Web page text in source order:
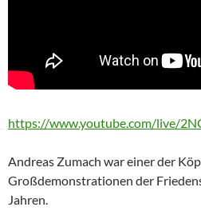
https://www.youtube.com/live/
Andreas Zumach war einer der
Großdemonstrationen der
Jahren.